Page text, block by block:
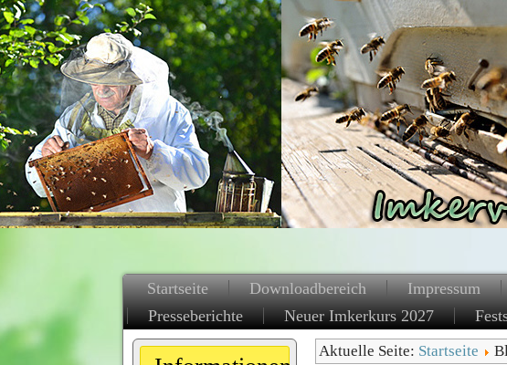
Startseite Downloadbereich Impressum
Presseberichte
Neuer Imkerkurs 2027
Aktuelle Seite: Startseite